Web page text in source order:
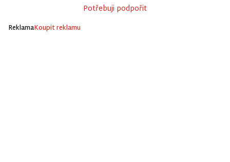
Potřebuji podpořit
ReklamaKoupit reklamu